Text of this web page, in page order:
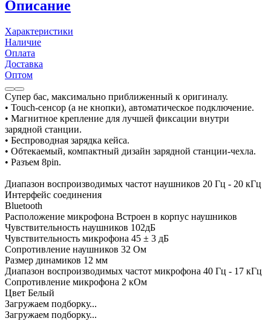
Описание
Характеристики
Наличие
Оплата
Доставка
Оптом
Супер бас, максимально приближенный к оригиналу.
• Touch-сенсор (а не кнопки), автоматическое подключение.
• Магнитное крепление для лучшей фиксации внутри
зарядной станции.
• Беспроводная зарядка кейса.
• Обтекаемый, компактный дизайн зарядной станции-чехла.
• Разъем 8pin.
Диапазон воспроизводимых частот наушников 20 Гц - 20 кГц
Интерфейс соединения
Bluetooth
Расположение микрофона Встроен в корпус наушников
Чувствительность наушников 102дБ
Чувствительность микрофона 45 ± 3 дБ
Сопротивление наушников 32 Ом
Размер динамиков 12 мм
Диапазон воспроизводимых частот микрофона 40 Гц - 17 кГц
Сопротивление микрофона 2 кОм
Цвет Белый
Загружаем подборку...
Загружаем подборку...